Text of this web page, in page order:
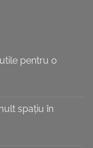
pentru o
spațiu în